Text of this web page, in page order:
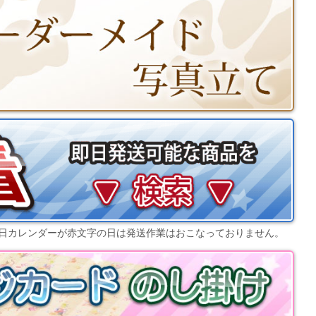
カレンダーが赤文字の日は発送作業はおこなっておりません。